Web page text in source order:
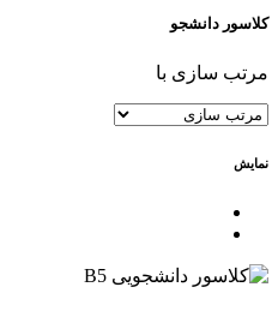
کلاسور دانشجو
مرتب سازی با
نمایش